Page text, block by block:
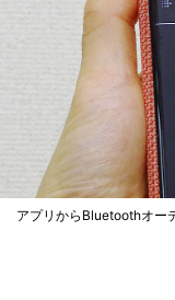
アプリからBluetoothオー